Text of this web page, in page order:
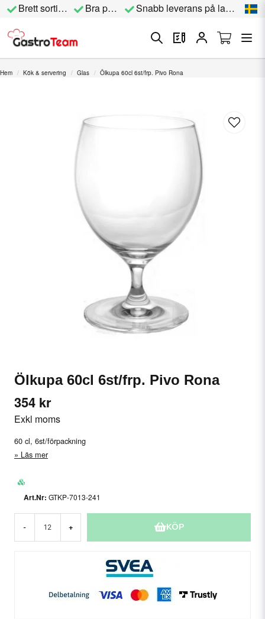
Brett sortiment Bra priser Snabb leverans på lagervara
Hem Kök & servering Glas Ölkupa 60cl 6st/frp. Pivo Rona
Ölkupa 60cl 6st/frp. Pivo Rona
354 kr
Exkl moms
60 cl, 6st/förpackning
Läs mer
GTKP-7013-241
- + KÖP